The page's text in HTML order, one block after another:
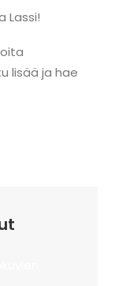
Lassi!
lisää ja hae